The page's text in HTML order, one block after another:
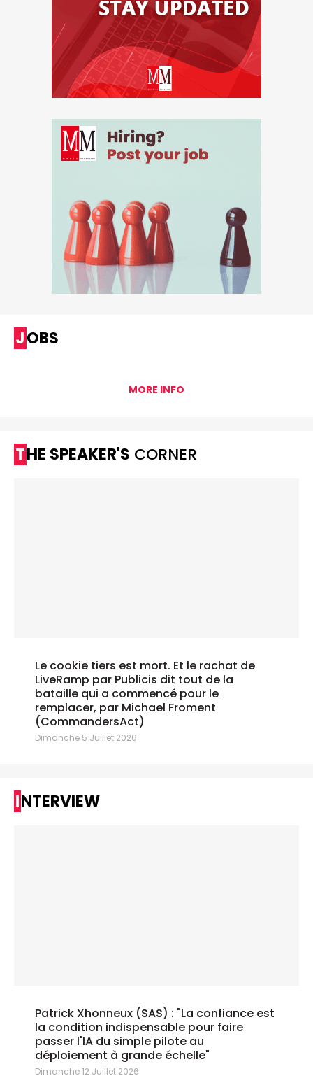
JOBS
MORE INFO
THE SPEAKER'S CORNER
Le cookie tiers est mort. Et le rachat de
LiveRamp par Publicis dit tout de la
bataille qui a commencé pour le
remplacer, par Michael Froment
(CommandersAct)
Dimanche 5 Juillet 2026
INTERVIEW
Patrick Xhonneux (SAS) : "La confiance est
la condition indispensable pour faire
passer l'IA du simple pilote au
déploiement à grande échelle"
Dimanche 12 Juillet 2026